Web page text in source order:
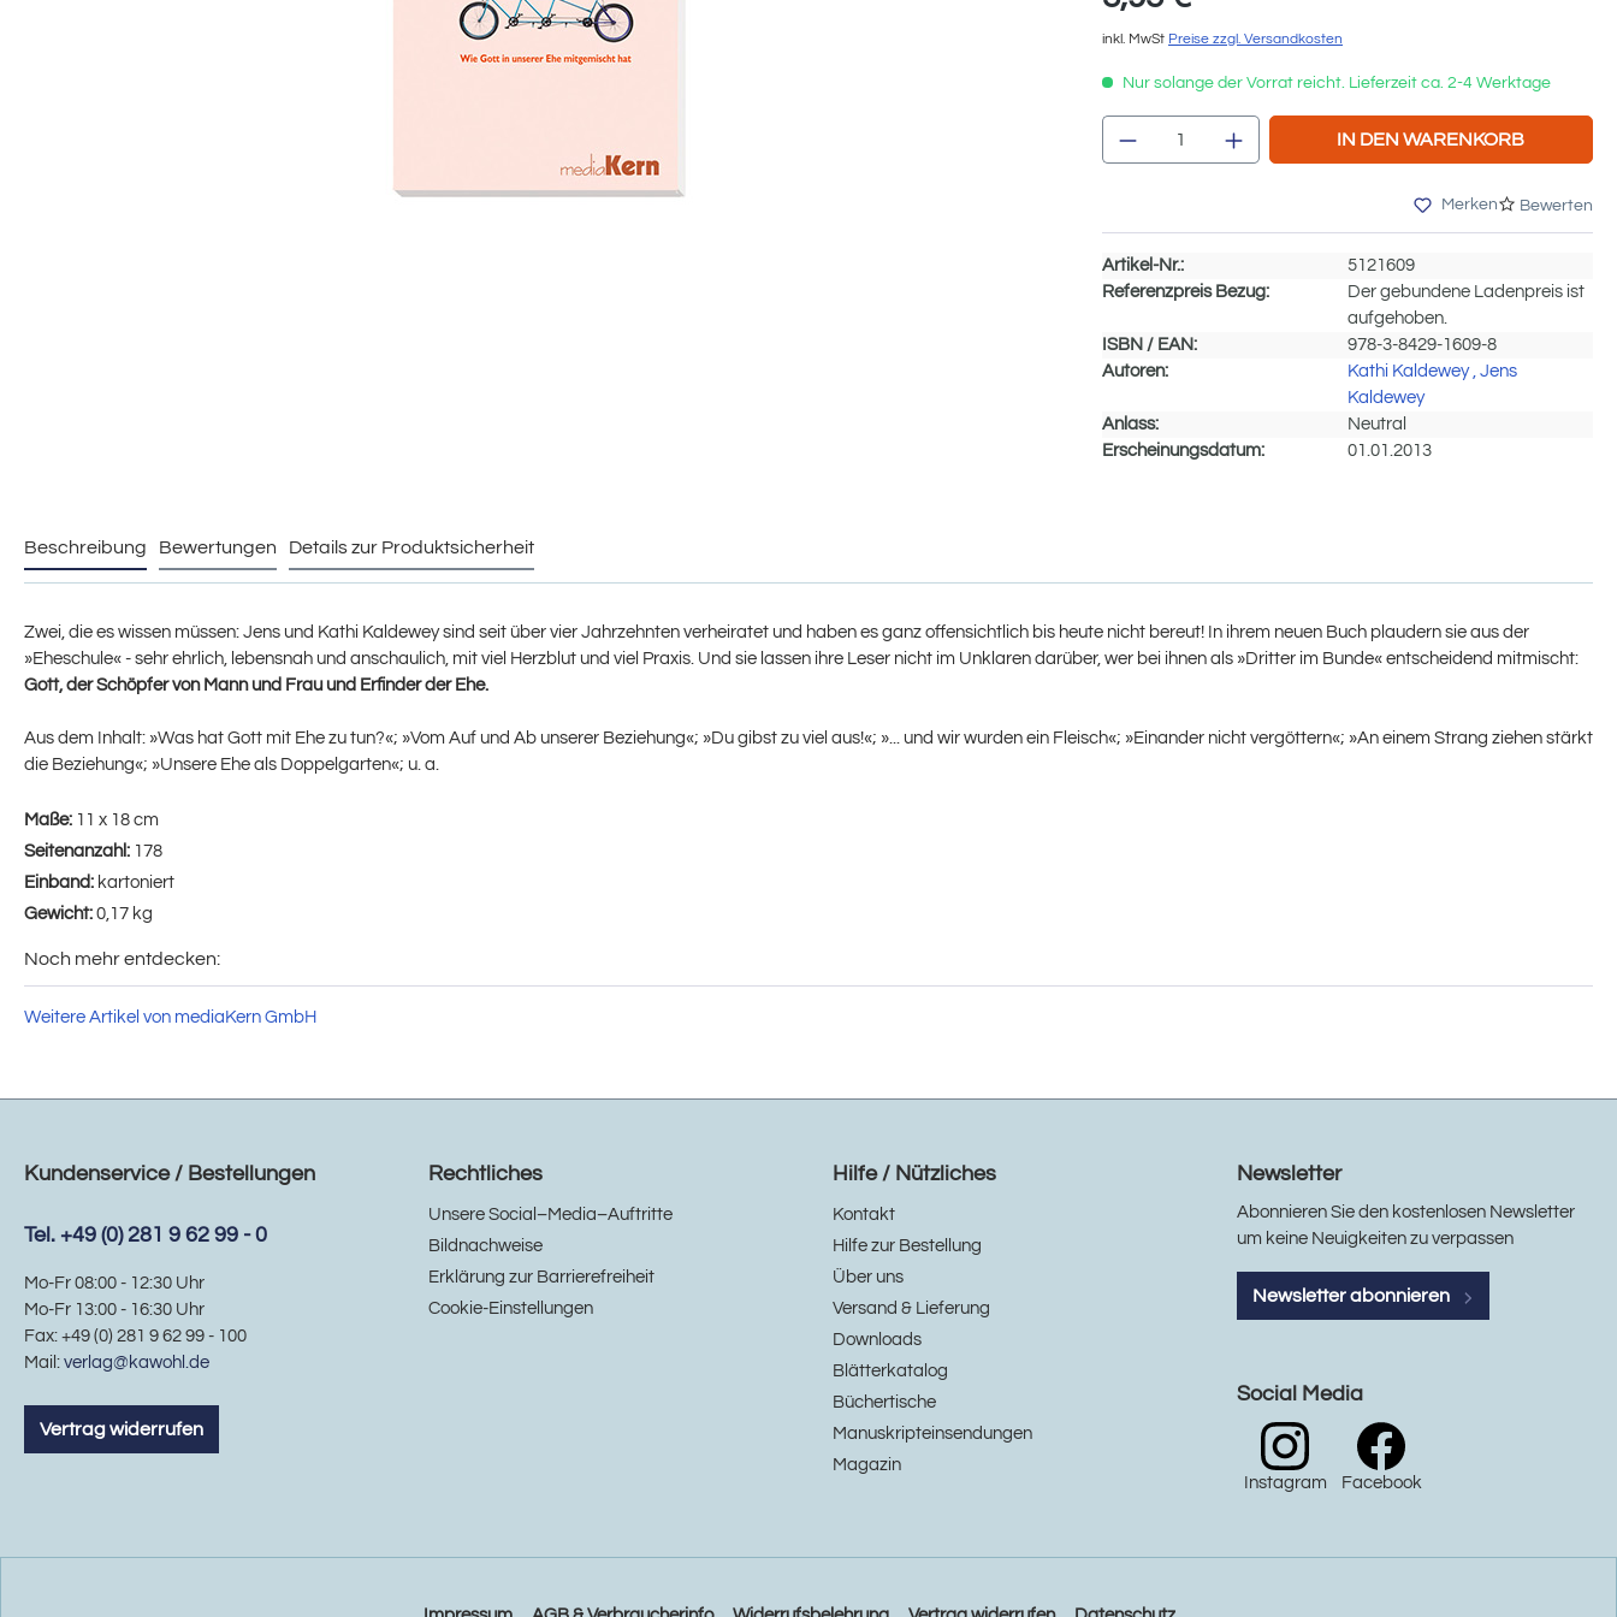
inkl. MwSt Preise zzgl. Versandkosten
Nur solange der Vorrat reicht. Lieferzeit ca. 2-4 Werktage
Produkt Anzahl: Gib den gewünschten
IN DEN WARENKORB
Merken Bewerten
Artikel-Nr.:
5121609
Referenzpreis Bezug:
Der gebundene Ladenpreis ist
aufgehoben.
ISBN / EAN:
978-3-8429-1609-8
Autoren:
Kathi Kaldewey , Jens
Kaldewey
Anlass:
Neutral
Erscheinungsdatum:
01.01.2013
Beschreibung Bewertungen Details zur Produktsicherheit
Zwei, die es wissen müssen: Jens und Kathi Kaldewey sind seit über vier Jahrzehnten verheiratet und haben es ganz offensichtlich bis heute nicht bereut! In ihrem neuen Buch plaudern sie aus der
»Eheschule« - sehr ehrlich, lebensnah und anschaulich, mit viel Herzblut und viel Praxis. Und sie lassen ihre Leser nicht im Unklaren darüber, wer bei ihnen als »Dritter im Bunde« entscheidend mitmischt:
Gott, der Schöpfer von Mann und Frau und Erfinder der Ehe.
Aus dem Inhalt: »Was hat Gott mit Ehe zu tun?«; »Vom Auf und Ab unserer Beziehung«; »Du gibst zu viel aus!«; »... und wir wurden ein Fleisch«; »Einander nicht vergöttern«; »An einem Strang ziehen stärkt
die Beziehung«; »Unsere Ehe als Doppelgarten«; u. a.
Maße: 11 x 18 cm
Seitenanzahl: 178
Einband: kartoniert
Gewicht: 0,17 kg
Noch mehr entdecken:
Weitere Artikel von mediaKern GmbH
Kundenservice / Bestellungen
Tel. +49 (0) 281 9 62 99 - 0
Mo-Fr 08:00 - 12:30 Uhr
Mo-Fr 13:00 - 16:30 Uhr
Fax: +49 (0) 281 9 62 99 - 100
Mail: verlag@kawohl.de
Vertrag widerrufen
Rechtliches
Unsere Social–Media–Auftritte
Bildnachweise
Erklärung zur Barrierefreiheit
Cookie-Einstellungen
Hilfe / Nützliches
Kontakt
Hilfe zur Bestellung
Über uns
Versand & Lieferung
Downloads
Blätterkatalog
Büchertische
Manuskripteinsendungen
Magazin
Newsletter
Abonnieren Sie den kostenlosen Newsletter
um keine Neuigkeiten zu verpassen
Newsletter abonnieren
Social Media
Instagram Facebook